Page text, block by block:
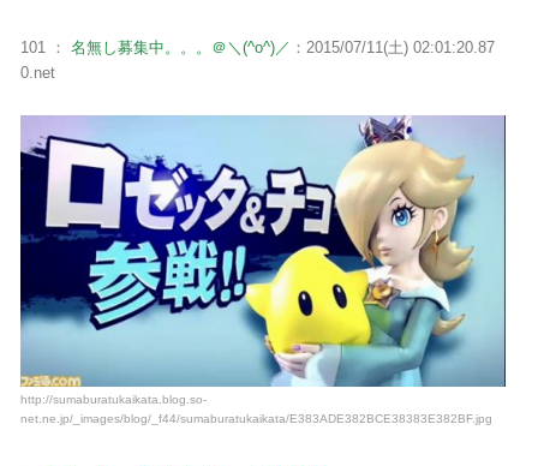
101 ： 名無し募集中。。。＠＼(^o^)／ ：2015/07/11(土) 02:01:20.87
0.net
http://sumaburatukaikata.blog.so-
net.ne.jp/_images/blog/_f44/sumaburatukaikata/E383ADE382BCE38383E382BF.jpg